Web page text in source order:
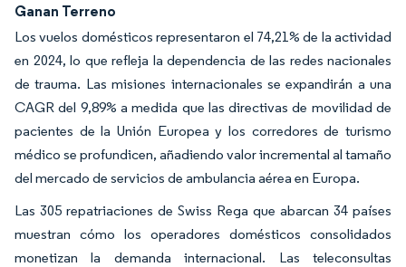
Ganan Terreno
Los vuelos domésticos representaron el 74,21% de la actividad
en 2024, lo que refleja la dependencia de las redes nacionales
de trauma. Las misiones internacionales se expandirán a una
CAGR del 9,89% a medida que las directivas de movilidad de
pacientes de la Unión Europea y los corredores de turismo
médico se profundicen, añadiendo valor incremental al tamaño
del mercado de servicios de ambulancia aérea en Europa.
Las 305 repatriaciones de Swiss Rega que abarcan 34 países
muestran cómo los operadores domésticos consolidados
monetizan la demanda internacional. Las teleconsultas